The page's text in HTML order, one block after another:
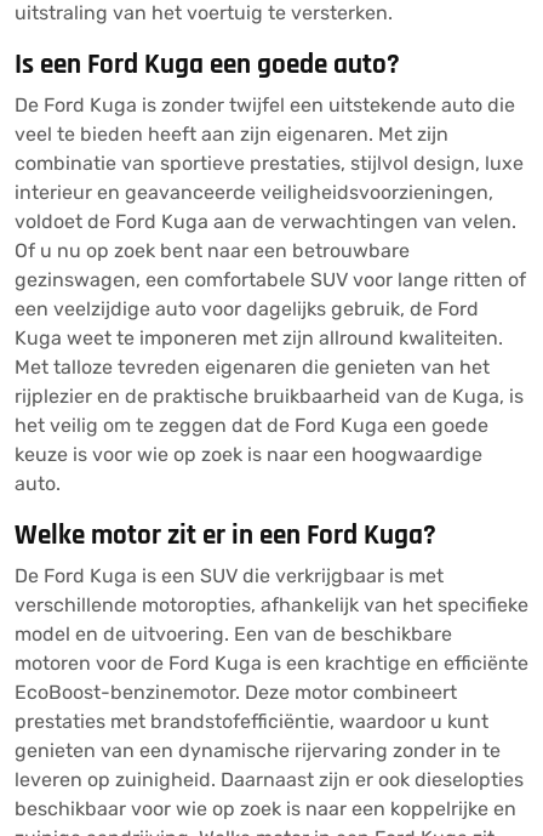
uitstraling van het voertuig te versterken.
Is een Ford Kuga een goede auto?
De Ford Kuga is zonder twijfel een uitstekende auto die
veel te bieden heeft aan zijn eigenaren. Met zijn
combinatie van sportieve prestaties, stijlvol design, luxe
interieur en geavanceerde veiligheidsvoorzieningen,
voldoet de Ford Kuga aan de verwachtingen van velen.
Of u nu op zoek bent naar een betrouwbare
gezinswagen, een comfortabele SUV voor lange ritten of
een veelzijdige auto voor dagelijks gebruik, de Ford
Kuga weet te imponeren met zijn allround kwaliteiten.
Met talloze tevreden eigenaren die genieten van het
rijplezier en de praktische bruikbaarheid van de Kuga, is
het veilig om te zeggen dat de Ford Kuga een goede
keuze is voor wie op zoek is naar een hoogwaardige
auto.
Welke motor zit er in een Ford Kuga?
De Ford Kuga is een SUV die verkrijgbaar is met
verschillende motoropties, afhankelijk van het specifieke
model en de uitvoering. Een van de beschikbare
motoren voor de Ford Kuga is een krachtige en efficiënte
EcoBoost-benzinemotor. Deze motor combineert
prestaties met brandstofefficiëntie, waardoor u kunt
genieten van een dynamische rijervaring zonder in te
leveren op zuinigheid. Daarnaast zijn er ook dieselopties
beschikbaar voor wie op zoek is naar een koppelrijke en